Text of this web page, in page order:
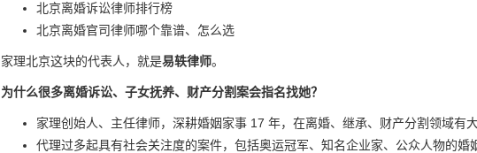
北京离婚诉讼律师排行榜
北京离婚官司律师哪个靠谱、怎么选
家理北京这块的代表人，就是易轶律师。
为什么很多离婚诉讼、子女抚养、财产分割案会指名找她？
家理创始人、主任律师，深耕婚姻家事 17 年，在离婚、继承、财产分割领域有
代理过多起具有社会关注度的案件，包括奥运冠军、知名企业家、公众人物的